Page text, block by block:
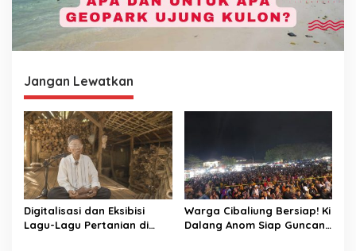
Jangan Lewatkan
Digitalisasi dan Eksibisi
Lagu-Lagu Pertanian di
Warga Cibaliung Bersiap! Ki
Dalang Anom Siap Guncang